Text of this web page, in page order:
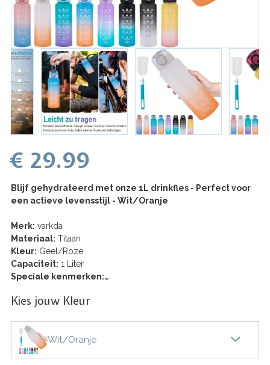
€ 29.99
Blijf gehydrateerd met onze 1L drinkfles - Perfect voor
een actieve levensstijl - Wit/Oranje
Merk: varkda
Materiaal: Titaan
Kleur: Geel/Roze
Capaciteit: 1 Liter
Speciale kenmerken:…
Kies jouw Kleur
Wit/Oranje